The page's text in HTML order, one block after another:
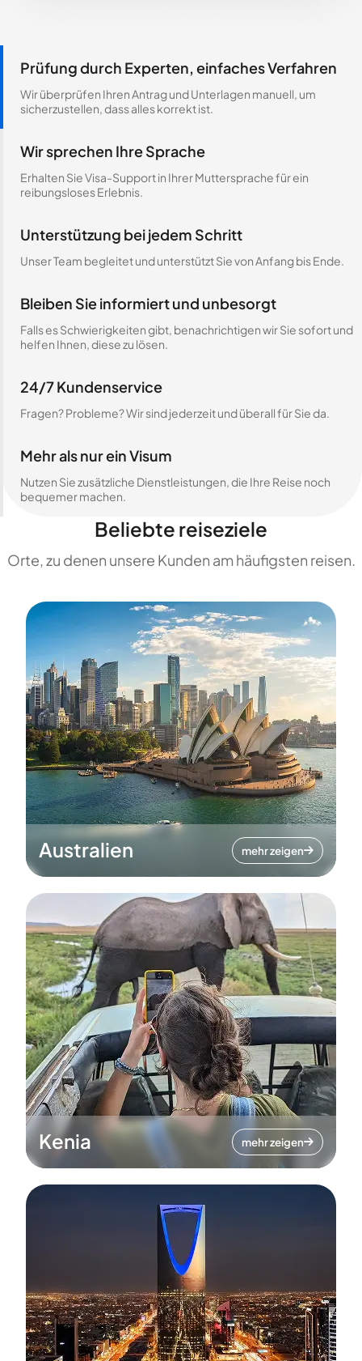
Prüfung durch Experten, einfaches Verfahren
Wir überprüfen Ihren Antrag und Unterlagen manuell, um
sicherzustellen, dass alles korrekt ist.
Wir sprechen Ihre Sprache
Erhalten Sie Visa-Support in Ihrer Muttersprache für ein
reibungsloses Erlebnis.
Unterstützung bei jedem Schritt
Unser Team begleitet und unterstützt Sie von Anfang bis Ende.
Bleiben Sie informiert und unbesorgt
Falls es Schwierigkeiten gibt, benachrichtigen wir Sie sofort und
helfen Ihnen, diese zu lösen.
24/7 Kundenservice
Fragen? Probleme? Wir sind jederzeit und überall für Sie da.
Mehr als nur ein Visum
Nutzen Sie zusätzliche Dienstleistungen, die Ihre Reise noch
bequemer machen.
Beliebte reiseziele
Orte, zu denen unsere Kunden am häufigsten reisen.
Australien mehr zeigen
Kenia mehr zeigen